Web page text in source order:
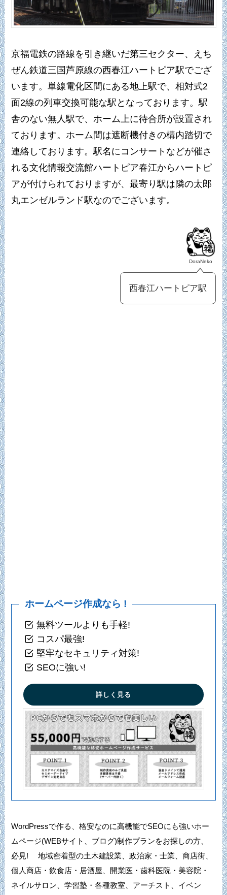
京福電鉄の路線を引き継いだ第三セクター、えち
ぜん鉄道三国芦原線の西春江ハートピア駅でござ
います。単線電化区間にある地上駅で、相対式2
面2線の列車交換可能な駅となっております。駅
舎のない無人駅で、ホーム上に待合所が設置され
ております。ホーム間は遮断機付きの構内踏切で
連絡しております。駅名にコンサートなどが催さ
れる文化情報交流館ハートピア春江からハートピ
アが付けられておりますが、最寄り駅は隣の太郎
丸エンゼルランド駅なのでございます。
DoraNeko
西春江ハートピア駅
ホームページ作成なら !
無料ツールよりも手軽!
コスパ最強!
堅牢なセキュリティ対策!
SEOに強い!
詳しく見る
WordPressで作る、格安なのに高機能でSEOにも強いホー
ムページ(WEBサイト、ブログ)制作プランをお探しの方、
必見! 地域密着型の土木建設業、政治家・士業、商店街、
個人商店・飲食店・居酒屋、開業医・歯科医院・美容院・
ネイルサロン、学習塾・各種教室、アーチスト、イベン